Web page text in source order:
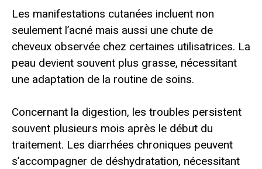
Les manifestations cutanées incluent non
seulement l’acné mais aussi une chute de
cheveux observée chez certaines utilisatrices. La
peau devient souvent plus grasse, nécessitant
une adaptation de la routine de soins.
Concernant la digestion, les troubles persistent
souvent plusieurs mois après le début du
traitement. Les diarrhées chroniques peuvent
s’accompagner de déshydratation, nécessitant